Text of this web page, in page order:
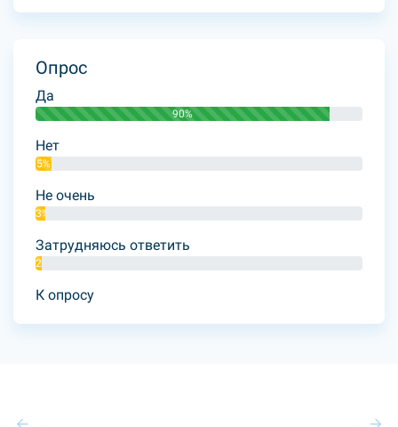
Опрос
Да
90%
Нет
5%
Не очень
3%
Затрудняюсь ответить
2%
К опросу